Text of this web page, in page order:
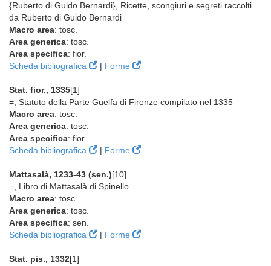
{Ruberto di Guido Bernardi}, Ricette, scongiuri e segreti raccolti
da Ruberto di Guido Bernardi
Macro area: tosc.
Area generica: tosc.
Area specifica: fior.
Scheda bibliografica
| Forme
Stat. fior., 1335[1]
=, Statuto della Parte Guelfa di Firenze compilato nel 1335
Macro area: tosc.
Area generica: tosc.
Area specifica: fior.
Scheda bibliografica
| Forme
Mattasalà, 1233-43 (sen.)[10]
=, Libro di Mattasalà di Spinello
Macro area: tosc.
Area generica: tosc.
Area specifica: sen.
Scheda bibliografica
| Forme
Stat. pis., 1332[1]